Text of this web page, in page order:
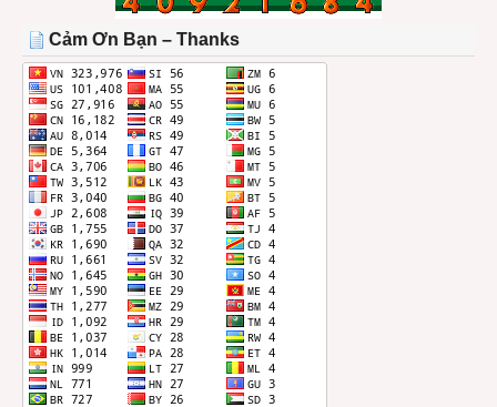
THÁNG
Cảm Ơn Bạn – Thanks